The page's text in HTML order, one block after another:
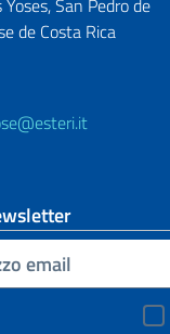
San Pedro de
de Costa Rica